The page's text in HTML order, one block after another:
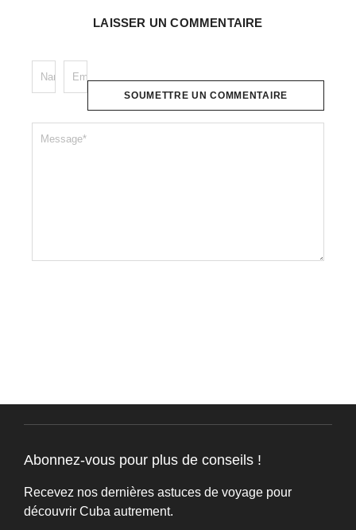
LAISSER UN COMMENTAIRE
Abonnez-vous pour plus de conseils !
Recevez nos dernières astuces de voyage pour
découvrir Cuba autrement.